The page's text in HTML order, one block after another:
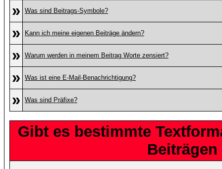
» Was sind Beitrags-Symbole?
» Kann ich meine eigenen Beiträge ändern?
» Warum werden in meinem Beitrag Worte zensiert?
» Was ist eine E-Mail-Benachrichtigung?
» Was sind Präfixe?
Gibt es bestimmte